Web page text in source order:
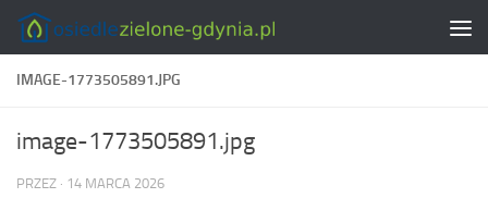
Skip to content
IMAGE-1773505891.JPG
image-1773505891.jpg
PRZEZ · 14 MARCA 2026